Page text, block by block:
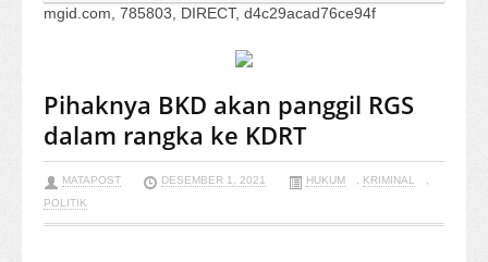
mgid.com, 785803, DIRECT, d4c29acad76ce94f
Pihaknya BKD akan panggil RGS
dalam rangka ke KDRT
MATAPOST DESEMBER 1, 2021 HUKUM , KRIMINAL
,
POLITIK